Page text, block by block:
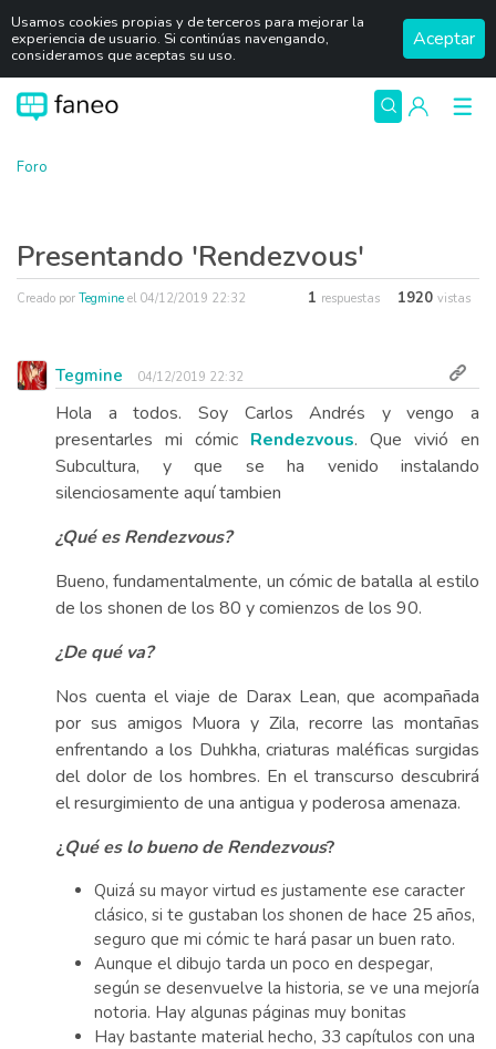
Usamos cookies propias y de terceros para mejorar la
experiencia de usuario. Si continúas navengando,
consideramos que aceptas su uso.
Aceptar
Foro
Presentando 'Rendezvous'
Creado por Tegmine el 04/12/2019 22:32 1 respuestas 1920 vistas
Tegmine 04/12/2019 22:32
Hola a todos. Soy Carlos Andrés y vengo a
presentarles mi cómic Rendezvous. Que vivió en
Subcultura, y que se ha venido instalando
silenciosamente aquí tambien
¿Qué es Rendezvous?
Bueno, fundamentalmente, un cómic de batalla al estilo
de los shonen de los 80 y comienzos de los 90.
¿De qué va?
Nos cuenta el viaje de Darax Lean, que acompañada
por sus amigos Muora y Zila, recorre las montañas
enfrentando a los Duhkha, criaturas maléficas surgidas
del dolor de los hombres. En el transcurso descubrirá
el resurgimiento de una antigua y poderosa amenaza.
¿Qué es lo bueno de Rendezvous?
Quizá su mayor virtud es justamente ese caracter
clásico, si te gustaban los shonen de hace 25 años,
seguro que mi cómic te hará pasar un buen rato.
Aunque el dibujo tarda un poco en despegar,
según se desenvuelve la historia, se ve una mejoría
notoria. Hay algunas páginas muy bonitas
Hay bastante material hecho, 33 capítulos con una